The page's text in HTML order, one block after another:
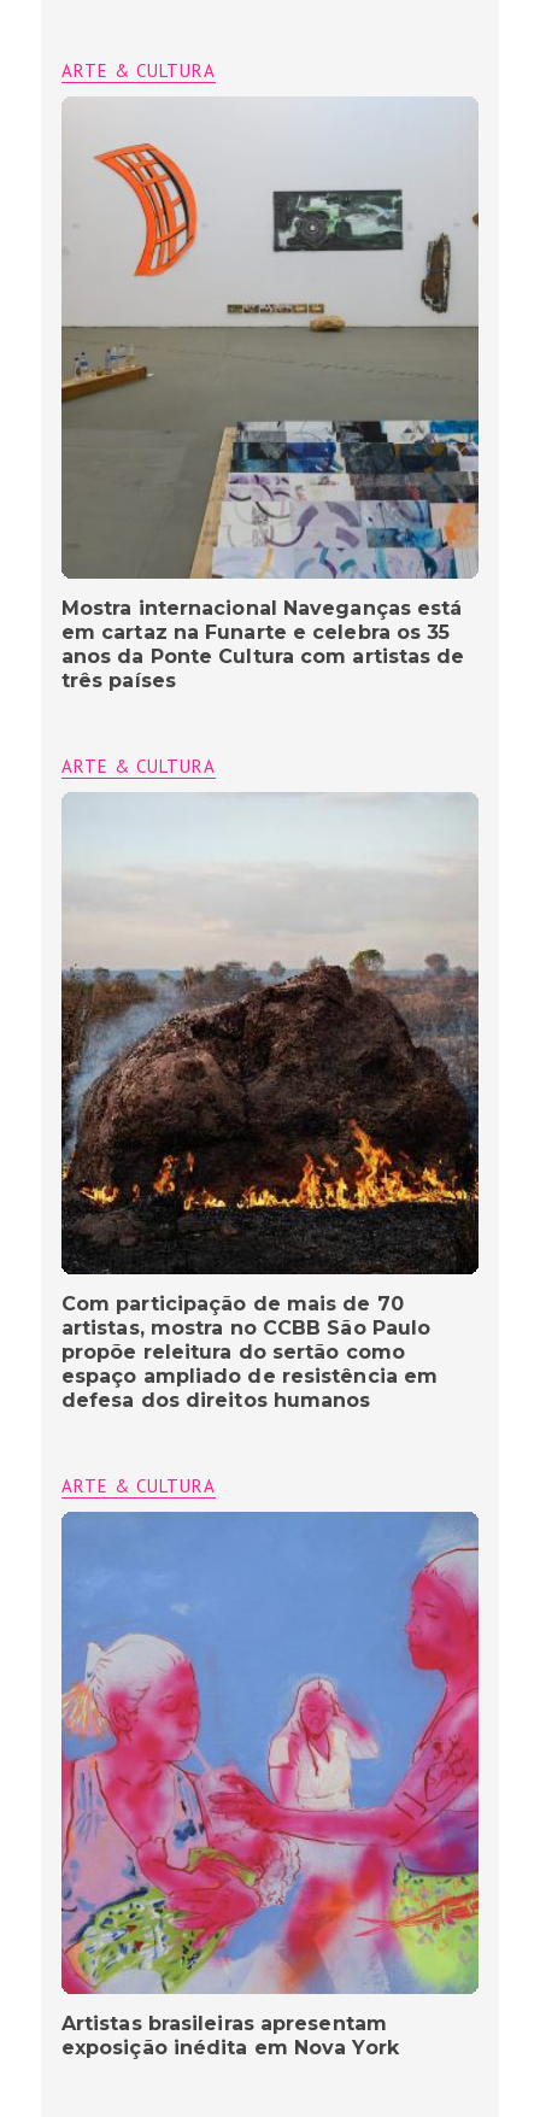
ARTE & CULTURA
Mostra internacional Naveganças está
em cartaz na Funarte e celebra os 35
anos da Ponte Cultura com artistas de
três países
ARTE & CULTURA
Com participação de mais de 70
artistas, mostra no CCBB São Paulo
propõe releitura do sertão como
espaço ampliado de resistência em
defesa dos direitos humanos
ARTE & CULTURA
Artistas brasileiras apresentam
exposição inédita em Nova York